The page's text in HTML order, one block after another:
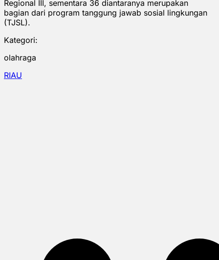
Regional III, sementara 36 diantaranya merupakan
bagian dari program tanggung jawab sosial lingkungan
(TJSL).
Kategori:
olahraga
RIAU